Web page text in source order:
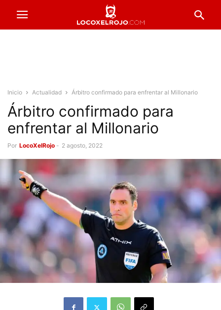
Inicio Actualidad Árbitro confirmado para enfrentar al Millonario
Árbitro confirmado para
enfrentar al Millonario
Por LocoXelRojo - 2 agosto, 2022